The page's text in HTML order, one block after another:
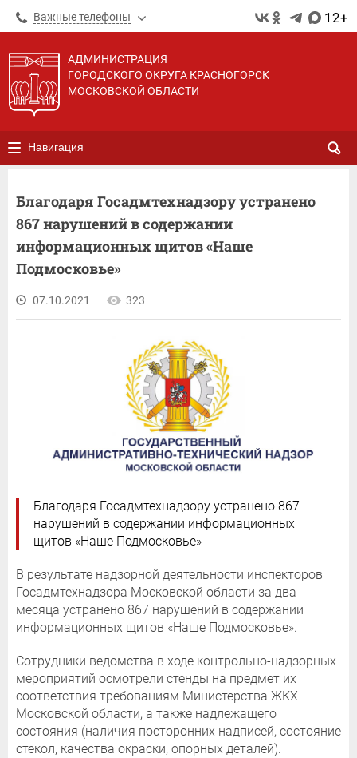
Важные телефоны 12+
АДМИНИСТРАЦИЯ
ГОРОДСКОГО ОКРУГА КРАСНОГОРСК
МОСКОВСКОЙ ОБЛАСТИ
Навигация
Благодаря Госадмтехнадзору устранено
867 нарушений в содержании
информационных щитов «Наше
Подмосковье»
07.10.2021 323
Благодаря Госадмтехнадзору устранено 867
нарушений в содержании информационных
щитов «Наше Подмосковье»
В результате надзорной деятельности инспекторов
Госадмтехнадзора Московской области за два
месяца устранено 867 нарушений в содержании
информационных щитов «Наше Подмосковье».
Сотрудники ведомства в ходе контрольно-надзорных
мероприятий осмотрели стенды на предмет их
соответствия требованиям Министерства ЖКХ
Московской области, а также надлежащего
состояния (наличия посторонних надписей, состояние
стекол, качества окраски, опорных деталей).